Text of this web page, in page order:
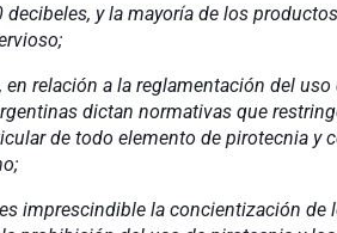
y la mayoría de los
reglamentación del uso de
dictan normativas que
de todo elemento de pirotecnia y
la concientización de los